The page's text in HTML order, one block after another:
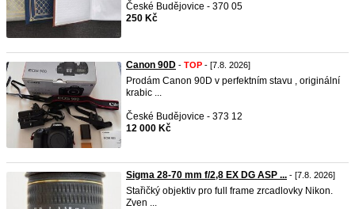
České Budějovice - 370 05
250 Kč
Canon 90D - TOP - [7.8. 2026]
Prodám Canon 90D v perfektním stavu , originální
krabic ...
České Budějovice - 373 12
12 000 Kč
Sigma 28-70 mm f/2,8 EX DG ASP ... - [7.8. 2026]
Stařičký objektiv pro full frame zrcadlovky Nikon.
Zven ...